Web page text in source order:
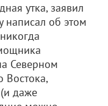
утка, заявил
написал об этом
Северном
Востока,
даже